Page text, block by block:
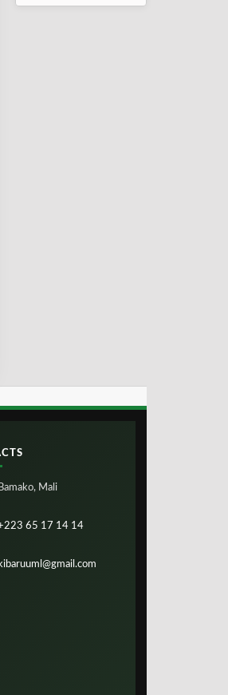
Bamako, Mali
65 17 14 14
kibaruuml@gmail.com